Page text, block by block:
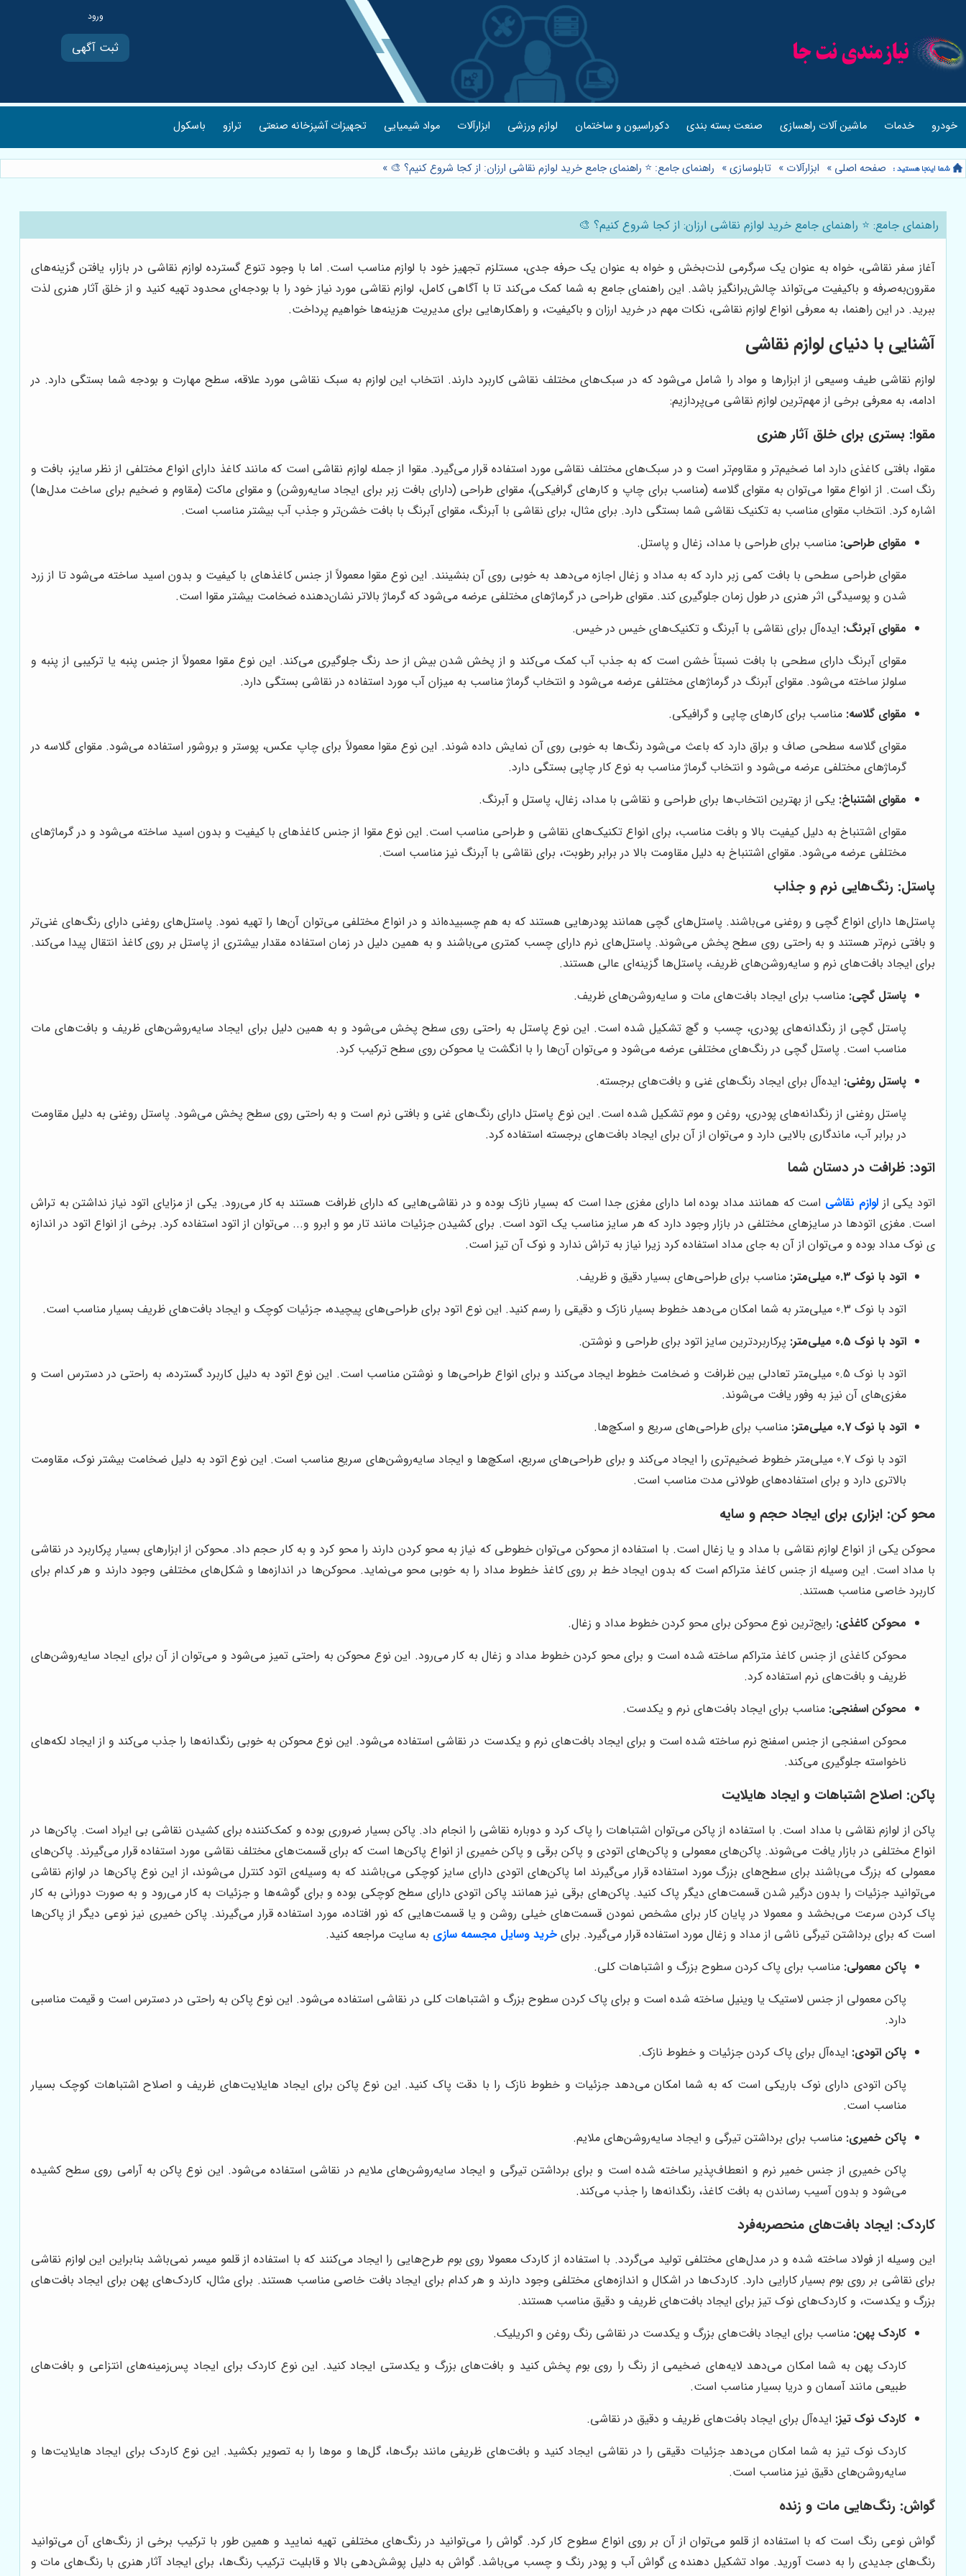
ثبت آگهی
خودرو خدمات ماشین آلات راهسازی صنعت بسته بندی دکوراسیون و ساختمان لوازم ورزشی ابزارآلات مواد شیمیایی تجهیزات آشپزخانه صنعتی ترازو باسکول
صفحه اصلی » ابزارآلات » تابلوسازی» راهنمای جامع: ⭐️ راهنمای جامع خرید لوازم نقاشی ارزان: از کجا شروع کنیم؟ 🎨 »
راهنمای جامع: ⭐️ راهنمای جامع خرید لوازم نقاشی ارزان: از کجا شروع کنیم؟ 🎨
آغاز سفر نقاشی، خواه به عنوان یک سرگرمی لذت‌بخش و خواه به عنوان یک حرفه جدی، مستلزم تجهیز خود با لوازم مناسب است. اما با وجود تنوع گسترده لوازم نقاشی در بازار، یافتن گزینه‌های
مقرون‌به‌صرفه و باکیفیت می‌تواند چالش‌برانگیز باشد. این راهنمای جامع به شما کمک می‌کند تا با آگاهی کامل، لوازم نقاشی مورد نیاز خود را با بودجه‌ای محدود تهیه کنید و از خلق آثار هنری لذت
ببرید. در این راهنما، به معرفی انواع لوازم نقاشی، نکات مهم در خرید ارزان و باکیفیت، و راهکارهایی برای مدیریت هزینه‌ها خواهیم پرداخت.
آشنایی با دنیای لوازم نقاشی
لوازم نقاشی طیف وسیعی از ابزارها و مواد را شامل می‌شود که در سبک‌های مختلف نقاشی کاربرد دارند. انتخاب این لوازم به سبک نقاشی مورد علاقه، سطح مهارت و بودجه شما بستگی دارد. در
ادامه، به معرفی برخی از مهم‌ترین لوازم نقاشی می‌پردازیم:
مقوا: بستری برای خلق آثار هنری
مقوا، بافتی کاغذی دارد اما ضخیم‌تر و مقاوم‌تر است و در سبک‌های مختلف نقاشی مورد استفاده قرار می‌گیرد. مقوا از جمله لوازم نقاشی است که مانند کاغذ دارای انواع مختلفی از نظر سایز، بافت و
رنگ است. از انواع مقوا می‌توان به مقوای گلاسه (مناسب برای چاپ و کارهای گرافیکی)، مقوای طراحی (دارای بافت زبر برای ایجاد سایه‌روشن) و مقوای ماکت (مقاوم و ضخیم برای ساخت مدل‌ها)
اشاره کرد. انتخاب مقوای مناسب به تکنیک نقاشی شما بستگی دارد. برای مثال، برای نقاشی با آبرنگ، مقوای آبرنگ با بافت خشن‌تر و جذب آب بیشتر مناسب است.
مقوای طراحی: مناسب برای طراحی با مداد، زغال و پاستل.
مقوای طراحی سطحی با بافت کمی زبر دارد که به مداد و زغال اجازه می‌دهد به خوبی روی آن بنشینند. این نوع مقوا معمولاً از جنس کاغذهای با کیفیت و بدون اسید ساخته می‌شود تا از زرد
شدن و پوسیدگی اثر هنری در طول زمان جلوگیری کند. مقوای طراحی در گرماژهای مختلفی عرضه می‌شود که گرماژ بالاتر نشان‌دهنده ضخامت بیشتر مقوا است.
مقوای آبرنگ: ایده‌آل برای نقاشی با آبرنگ و تکنیک‌های خیس در خیس.
مقوای آبرنگ دارای سطحی با بافت نسبتاً خشن است که به جذب آب کمک می‌کند و از پخش شدن بیش از حد رنگ جلوگیری می‌کند. این نوع مقوا معمولاً از جنس پنبه یا ترکیبی از پنبه و
سلولز ساخته می‌شود. مقوای آبرنگ در گرماژهای مختلفی عرضه می‌شود و انتخاب گرماژ مناسب به میزان آب مورد استفاده در نقاشی بستگی دارد.
مقوای گلاسه: مناسب برای کارهای چاپی و گرافیکی.
مقوای گلاسه سطحی صاف و براق دارد که باعث می‌شود رنگ‌ها به خوبی روی آن نمایش داده شوند. این نوع مقوا معمولاً برای چاپ عکس، پوستر و بروشور استفاده می‌شود. مقوای گلاسه در
گرماژهای مختلفی عرضه می‌شود و انتخاب گرماژ مناسب به نوع کار چاپی بستگی دارد.
مقوای اشتنباخ: یکی از بهترین انتخاب‌ها برای طراحی و نقاشی با مداد، زغال، پاستل و آبرنگ.
مقوای اشتنباخ به دلیل کیفیت بالا و بافت مناسب، برای انواع تکنیک‌های نقاشی و طراحی مناسب است. این نوع مقوا از جنس کاغذهای با کیفیت و بدون اسید ساخته می‌شود و در گرماژهای
مختلفی عرضه می‌شود. مقوای اشتنباخ به دلیل مقاومت بالا در برابر رطوبت، برای نقاشی با آبرنگ نیز مناسب است.
پاستل: رنگ‌هایی نرم و جذاب
پاستل‌ها دارای انواع گچی و روغنی می‌باشند. پاستل‌های گچی همانند پودرهایی هستند که به هم چسبیده‌اند و در انواع مختلفی می‌توان آن‌ها را تهیه نمود. پاستل‌های روغنی دارای رنگ‌های غنی‌تر
و بافتی نرم‌تر هستند و به راحتی روی سطح پخش می‌شوند. پاستل‌های نرم دارای چسب کمتری می‌باشند و به همین دلیل در زمان استفاده مقدار بیشتری از پاستل بر روی کاغذ انتقال پیدا می‌کند.
برای ایجاد بافت‌های نرم و سایه‌روشن‌های ظریف، پاستل‌ها گزینه‌ای عالی هستند.
پاستل گچی: مناسب برای ایجاد بافت‌های مات و سایه‌روشن‌های ظریف.
پاستل گچی از رنگدانه‌های پودری، چسب و گچ تشکیل شده است. این نوع پاستل به راحتی روی سطح پخش می‌شود و به همین دلیل برای ایجاد سایه‌روشن‌های ظریف و بافت‌های مات
مناسب است. پاستل گچی در رنگ‌های مختلفی عرضه می‌شود و می‌توان آن‌ها را با انگشت یا محوکن روی سطح ترکیب کرد.
پاستل روغنی: ایده‌آل برای ایجاد رنگ‌های غنی و بافت‌های برجسته.
پاستل روغنی از رنگدانه‌های پودری، روغن و موم تشکیل شده است. این نوع پاستل دارای رنگ‌های غنی و بافتی نرم است و به راحتی روی سطح پخش می‌شود. پاستل روغنی به دلیل مقاومت
در برابر آب، ماندگاری بالایی دارد و می‌توان از آن برای ایجاد بافت‌های برجسته استفاده کرد.
اتود: ظرافت در دستان شما
اتود یکی ازلوازم نقاشی است که همانند مداد بوده اما دارای مغزی جدا است که بسیار نازک بوده و در نقاشی‌هایی که دارای ظرافت هستند به کار می‌رود. یکی از مزایای اتود نیاز نداشتن به تراش
است. مغزی اتودها در سایزهای مختلفی در بازار وجود دارد که هر سایز مناسب یک اتود است. برای کشیدن جزئیات مانند تار مو و ابرو و... می‌توان از اتود استفاده کرد. برخی از انواع اتود در اندازه
ی نوک مداد بوده و می‌توان از آن به جای مداد استفاده کرد زیرا نیاز به تراش ندارد و نوک آن تیز است.
اتود با نوک 0.3 میلی‌متر:
مناسب برای طراحی‌های بسیار دقیق و ظریف.
اتود با نوک 0.3 میلی‌متر به شما امکان می‌دهد خطوط بسیار نازک و دقیقی را رسم کنید. این نوع اتود برای طراحی‌های پیچیده، جزئیات کوچک و ایجاد بافت‌های ظریف بسیار مناسب است.
اتود با نوک 0.5 میلی‌متر:
پرکاربردترین سایز اتود برای طراحی و نوشتن.
اتود با نوک 0.5 میلی‌متر تعادلی بین ظرافت و ضخامت خطوط ایجاد می‌کند و برای انواع طراحی‌ها و نوشتن مناسب است. این نوع اتود به دلیل کاربرد گسترده، به راحتی در دسترس است و
مغزی‌های آن نیز به وفور یافت می‌شوند.
اتود با نوک 0.7 میلی‌متر:
مناسب برای طراحی‌های سریع و اسکچ‌ها.
اتود با نوک 0.7 میلی‌متر خطوط ضخیم‌تری را ایجاد می‌کند و برای طراحی‌های سریع، اسکچ‌ها و ایجاد سایه‌روشن‌های سریع مناسب است. این نوع اتود به دلیل ضخامت بیشتر نوک، مقاومت
بالاتری دارد و برای استفاده‌های طولانی مدت مناسب است.
محو کن: ابزاری برای ایجاد حجم و سایه
محوکن یکی از انواع لوازم نقاشی با مداد و یا زغال است. با استفاده از محوکن می‌توان خطوطی که نیاز به محو کردن دارند را محو کرد و به کار حجم داد. محوکن از ابزارهای بسیار پرکاربرد در نقاشی
با مداد است. این وسیله از جنس کاغذ متراکم است که بدون ایجاد خط بر روی کاغذ خطوط مداد را به خوبی محو می‌نماید. محوکن‌ها در اندازه‌ها و شکل‌های مختلفی وجود دارند و هر کدام برای
کاربرد خاصی مناسب هستند.
محوکن کاغذی: رایج‌ترین نوع محوکن برای محو کردن خطوط مداد و زغال.
محوکن کاغذی از جنس کاغذ متراکم ساخته شده است و برای محو کردن خطوط مداد و زغال به کار می‌رود. این نوع محوکن به راحتی تمیز می‌شود و می‌توان از آن برای ایجاد سایه‌روشن‌های
ظریف و بافت‌های نرم استفاده کرد.
محوکن اسفنجی: مناسب برای ایجاد بافت‌های نرم و یکدست.
محوکن اسفنجی از جنس اسفنج نرم ساخته شده است و برای ایجاد بافت‌های نرم و یکدست در نقاشی استفاده می‌شود. این نوع محوکن به خوبی رنگدانه‌ها را جذب می‌کند و از ایجاد لکه‌های
ناخواسته جلوگیری می‌کند.
پاکن: اصلاح اشتباهات و ایجاد هایلایت
پاکن از لوازم نقاشی با مداد است. با استفاده از پاکن می‌توان اشتباهات را پاک کرد و دوباره نقاشی را انجام داد. پاکن بسیار ضروری بوده و کمک‌کننده برای کشیدن نقاشی بی ایراد است. پاکن‌ها در
انواع مختلفی در بازار یافت می‌شوند. پاکن‌های معمولی و پاکن‌های اتودی و پاکن برقی و پاکن خمیری از انواع پاکن‌ها است که برای قسمت‌های مختلف نقاشی مورد استفاده قرار می‌گیرند. پاکن‌های
معمولی که بزرگ می‌باشند برای سطح‌های بزرگ مورد استفاده قرار می‌گیرند اما پاکن‌های اتودی دارای سایز کوچکی می‌باشند که به وسیله‌ی اتود کنترل می‌شوند، از این نوع پاکن‌ها در لوازم نقاشی
می‌توانید جزئیات را بدون درگیر شدن قسمت‌های دیگر پاک کنید. پاکن‌های برقی نیز همانند پاکن اتودی دارای سطح کوچکی بوده و برای گوشه‌ها و جزئیات به کار می‌رود و به صورت دورانی به کار
پاک کردن سرعت می‌بخشد و معمولا در پایان کار برای مشخص نمودن قسمت‌های خیلی روشن و یا قسمت‌هایی که نور افتاده، مورد استفاده قرار می‌گیرند. پاکن خمیری نیز نوعی دیگر از پاکن‌ها
است که برای برداشتن تیرگی ناشی از مداد و زغال مورد استفاده قرار می‌گیرد. برای خرید وسایل مجسمه سازی به سایت مراجعه کنید.
پاکن معمولی: مناسب برای پاک کردن سطوح بزرگ و اشتباهات کلی.
پاکن معمولی از جنس لاستیک یا وینیل ساخته شده است و برای پاک کردن سطوح بزرگ و اشتباهات کلی در نقاشی استفاده می‌شود. این نوع پاکن به راحتی در دسترس است و قیمت مناسبی
دارد.
پاکن اتودی: ایده‌آل برای پاک کردن جزئیات و خطوط نازک.
پاکن اتودی دارای نوک باریکی است که به شما امکان می‌دهد جزئیات و خطوط نازک را با دقت پاک کنید. این نوع پاکن برای ایجاد هایلایت‌های ظریف و اصلاح اشتباهات کوچک بسیار
مناسب است.
پاکن خمیری: مناسب برای برداشتن تیرگی و ایجاد سایه‌روشن‌های ملایم.
پاکن خمیری از جنس خمیر نرم و انعطاف‌پذیر ساخته شده است و برای برداشتن تیرگی و ایجاد سایه‌روشن‌های ملایم در نقاشی استفاده می‌شود. این نوع پاکن به آرامی روی سطح کشیده
می‌شود و بدون آسیب رساندن به بافت کاغذ، رنگدانه‌ها را جذب می‌کند.
کاردک: ایجاد بافت‌های منحصربه‌فرد
این وسیله از فولاد ساخته شده و در مدل‌های مختلفی تولید می‌گردد. با استفاده از کاردک معمولا روی بوم طرح‌هایی را ایجاد می‌کنند که با استفاده از قلمو میسر نمی‌باشد بنابراین این لوازم نقاشی
برای نقاشی بر روی بوم بسیار کارایی دارد. کاردک‌ها در اشکال و اندازه‌های مختلفی وجود دارند و هر کدام برای ایجاد بافت خاصی مناسب هستند. برای مثال، کاردک‌های پهن برای ایجاد بافت‌های
بزرگ و یکدست، و کاردک‌های نوک تیز برای ایجاد بافت‌های ظریف و دقیق مناسب هستند.
کاردک پهن: مناسب برای ایجاد بافت‌های بزرگ و یکدست در نقاشی رنگ روغن و اکریلیک.
کاردک پهن به شما امکان می‌دهد لایه‌های ضخیمی از رنگ را روی بوم پخش کنید و بافت‌های بزرگ و یکدستی ایجاد کنید. این نوع کاردک برای ایجاد پس‌زمینه‌های انتزاعی و بافت‌های
طبیعی مانند آسمان و دریا بسیار مناسب است.
کاردک نوک تیز: ایده‌آل برای ایجاد بافت‌های ظریف و دقیق در نقاشی.
کاردک نوک تیز به شما امکان می‌دهد جزئیات دقیقی را در نقاشی ایجاد کنید و بافت‌های ظریفی مانند برگ‌ها، گل‌ها و موها را به تصویر بکشید. این نوع کاردک برای ایجاد هایلایت‌ها و
سایه‌روشن‌های دقیق نیز مناسب است.
گواش: رنگ‌هایی مات و زنده
گواش نوعی رنگ است که با استفاده از قلمو می‌توان از آن بر روی انواع سطوح کار کرد. گواش را می‌توانید در رنگ‌های مختلفی تهیه نمایید و همین طور با ترکیب برخی از رنگ‌های آن می‌توانید
رنگ‌های جدیدی را به دست آورید. مواد تشکیل دهنده ی گواش آب و پودر رنگ و چسب می‌باشد. گواش به دلیل پوشش‌دهی بالا و قابلیت ترکیب رنگ‌ها، برای ایجاد آثار هنری با رنگ‌های مات و